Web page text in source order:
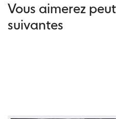
Vous aimerez
suivantes